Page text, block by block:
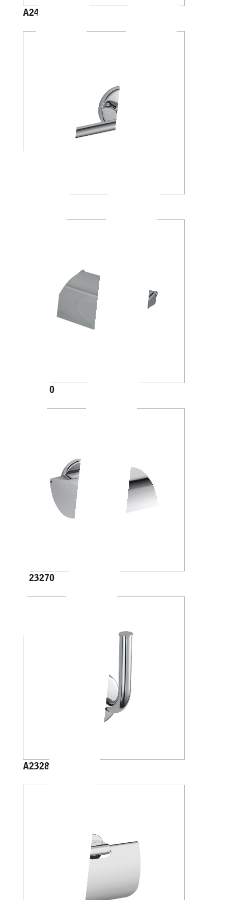
A2425C
A23260
A23270
A23280